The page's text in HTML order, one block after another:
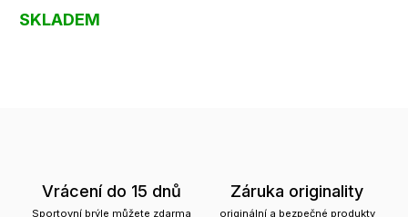
SKLADEM
Vrácení do 15 dnů
Sportovní brýle můžete zdarma
Záruka originality
originální a bezpečné produkty